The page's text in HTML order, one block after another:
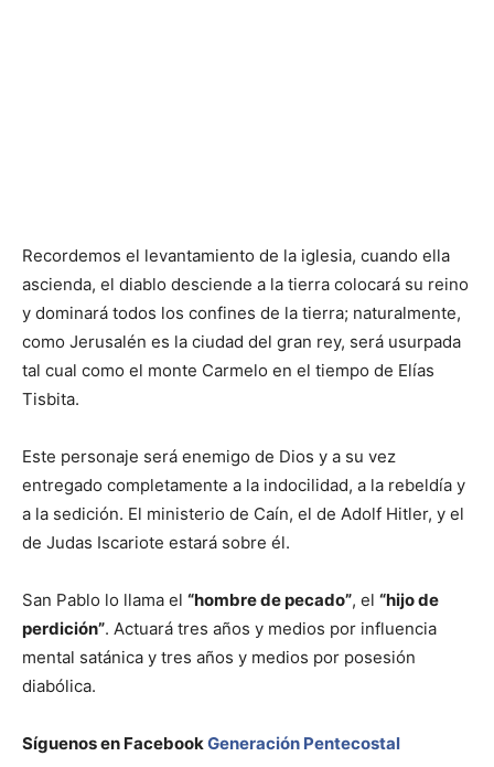
Recordemos el levantamiento de la iglesia, cuando ella
ascienda, el diablo desciende a la tierra colocará su reino
y dominará todos los confines de la tierra; naturalmente,
como Jerusalén es la ciudad del gran rey, será usurpada
tal cual como el monte Carmelo en el tiempo de Elías
Tisbita.
Este personaje será enemigo de Dios y a su vez
entregado completamente a la indocilidad, a la rebeldía y
a la sedición. El ministerio de Caín, el de Adolf Hitler, y el
de Judas Iscariote estará sobre él.
San Pablo lo llama el “hombre de pecado”, el “hijo de
perdición”. Actuará tres años y medios por influencia
mental satánica y tres años y medios por posesión
diabólica.
Síguenos en FacebookGeneración Pentecostal